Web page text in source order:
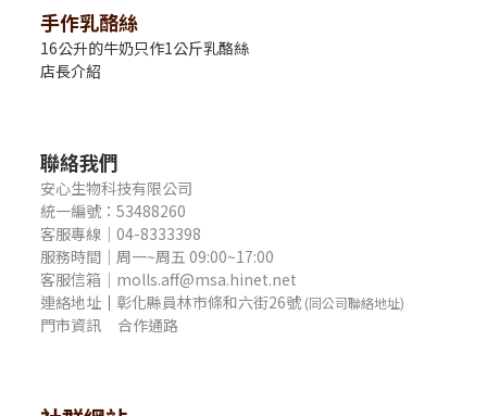
手作乳酪絲
16公升的牛奶只作1公斤乳酪絲
店長介紹
聯絡我們
安心生物科技有限公司
統一編號：53488260
客服專線｜04-8333398
服務時間｜周一~周五 09:00~17:00
客服信箱｜molls.aff@msa.hinet.net
連絡地址 ｜ 彰化縣員林市條和六街26號 (同公司聯絡地址)
門市資訊 合作通路